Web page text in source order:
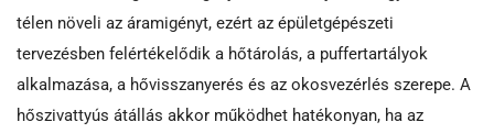
télen növeli az áramigényt, ezért az épületgépészeti
tervezésben felértékelődik a hőtárolás, a puffertartályok
alkalmazása, a hővisszanyerés és az okosvezérlés szerepe. A
hőszivattyús átállás akkor működhet hatékonyan, ha az